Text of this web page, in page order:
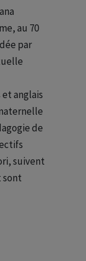
au 70
par
anglais
de
suivent
sont